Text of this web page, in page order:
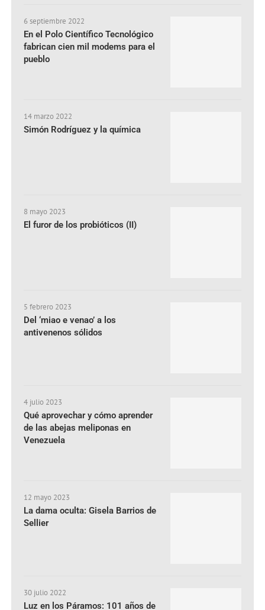
6 septiembre 2022
En el Polo Científico Tecnológico
fabrican cien mil modems para el
pueblo
14 marzo 2022
Simón Rodríguez y la química
8 mayo 2023
El furor de los probióticos (II)
5 febrero 2023
Del ‘miao e venao’ a los
antivenenos sólidos
4 julio 2023
Qué aprovechar y cómo aprender
de las abejas meliponas en
Venezuela
12 mayo 2023
La dama oculta: Gisela Barrios de
Sellier
30 julio 2022
Luz en los Páramos: 101 años de